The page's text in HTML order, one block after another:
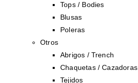
Tops / Bodies
Blusas
Poleras
Otros
Abrigos / Trench
Chaquetas / Cazadoras
Tejidos